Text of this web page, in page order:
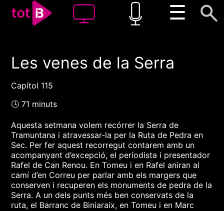
☰
00:00 00:00
Les venes de la Serra
Capítol 115
🕓 71 minuts
Aquesta setmana volem recórrer la Serra de
Tramuntana i atravessar-la per la Ruta de Pedra en
Sec. Per fer aquest recorregut contarem amb un
acompanyant d’excepció, el periodista i presentador
Rafel de Can Renou. En Tomeu i en Rafel aniran al
camí d’en Correu per parlar amb els margers que
conserven i recuperen els monuments de pedra de la
Serra. A un dels punts més ben conservats de la
ruta, el Barranc de Biniaraix, en Tomeu i en Marc